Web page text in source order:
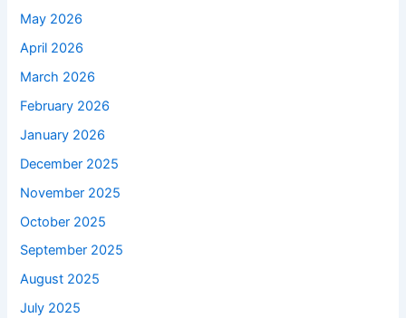
May 2026
April 2026
March 2026
February 2026
January 2026
December 2025
November 2025
October 2025
September 2025
August 2025
July 2025